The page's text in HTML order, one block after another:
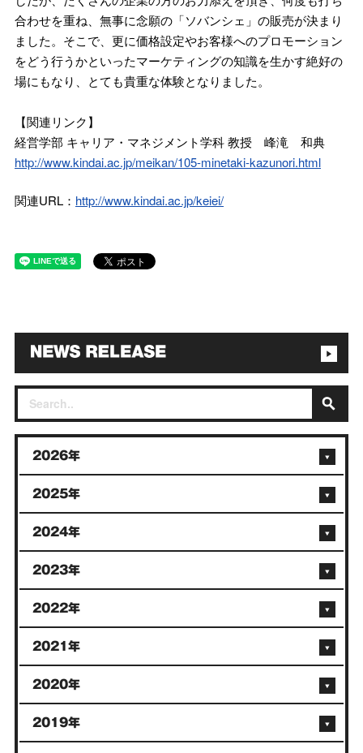
合わせを重ね、無事に念願の「ソバンシェ」の販売が決まり
ました。そこで、更に価格設定やお客様へのプロモーション
をどう行うかといったマーケティングの知識を生かす絶好の
場にもなり、とても貴重な体験となりました。
【関連リンク】
経営学部 キャリア・マネジメント学科 教授 峰滝 和典
http://www.kindai.ac.jp/meikan/105-minetaki-kazunori.html
関連URL： http://www.kindai.ac.jp/keiei/
2026年
2025年
2024年
2023年
2022年
2021年
2020年
2019年